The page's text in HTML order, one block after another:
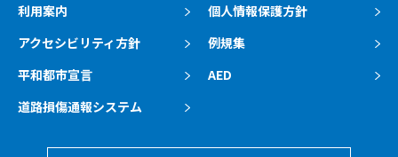
利用案内
個人情報保護方針
アクセシビリティ方針
例規集
平和都市宣言
AED
道路損傷通報システム